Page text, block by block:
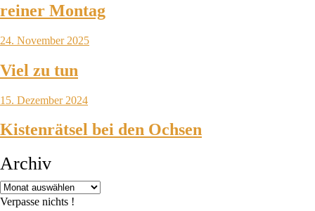
reiner Montag
24. November 2025
Viel zu tun
15. Dezember 2024
Kistenrätsel bei den Ochsen
Archiv
Verpasse nichts !